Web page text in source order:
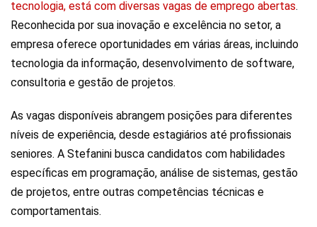
tecnologia, está com diversas vagas de emprego abertas.
Reconhecida por sua inovação e excelência no setor, a
empresa oferece oportunidades em várias áreas, incluindo
tecnologia da informação, desenvolvimento de software,
consultoria e gestão de projetos.
As vagas disponíveis abrangem posições para diferentes
níveis de experiência, desde estagiários até profissionais
seniores. A Stefanini busca candidatos com habilidades
específicas em programação, análise de sistemas, gestão
de projetos, entre outras competências técnicas e
comportamentais.